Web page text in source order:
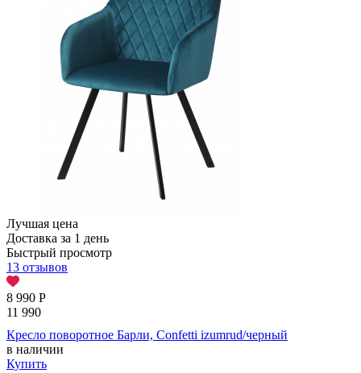
Лучшая цена
Доставка за 1 день
Быстрый просмотр
13 отзывов
8 990 Р
11 990
Кресло поворотное Барли, Confetti izumrud/черный
в наличии
Купить